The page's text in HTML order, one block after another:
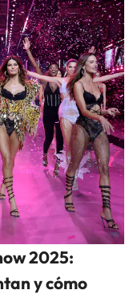
2025:
y cómo